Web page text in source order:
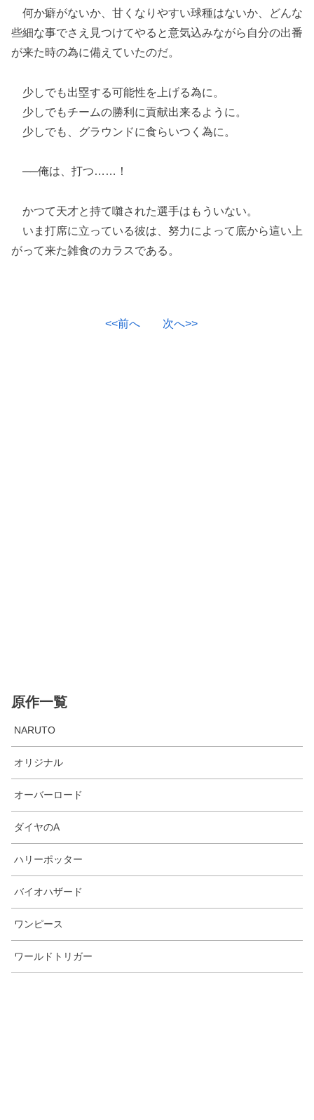
何か癖がないか、甘くなりやすい球種はないか、どんな
些細な事でさえ見つけてやると意気込みながら自分の出番
が来た時の為に備えていたのだ。
少しでも出塁する可能性を上げる為に。
少しでもチームの勝利に貢献出来るように。
少しでも、グラウンドに食らいつく為に。
──俺は、打つ……！
かつて天才と持て囃された選手はもういない。
いま打席に立っている彼は、努力によって底から這い上
がって来た雑食のカラスである。
<<前へ 次へ>>
原作一覧
NARUTO
オリジナル
オーバーロード
ダイヤのA
ハリーポッター
バイオハザード
ワンピース
ワールドトリガー